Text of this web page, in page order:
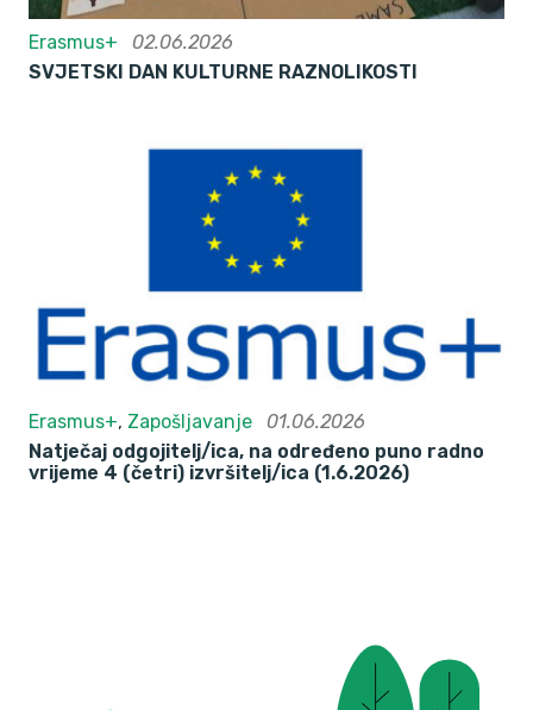
Erasmus+
02.06.2026
SVJETSKI DAN KULTURNE RAZNOLIKOSTI
Erasmus+, Zapošljavanje
01.06.2026
Natječaj odgojitelj/ica, na određeno puno radno
vrijeme 4 (četri) izvršitelj/ica (1.6.2026)